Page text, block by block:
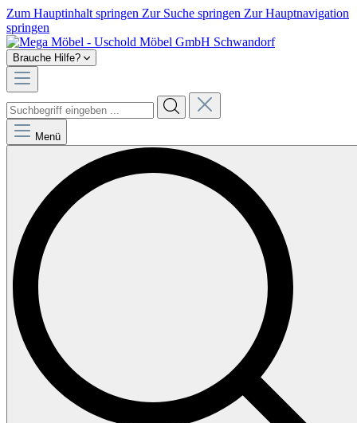
Zum Hauptinhalt springen Zur Suche springen Zur Hauptnavigation
springen
Brauche Hilfe?
Menü